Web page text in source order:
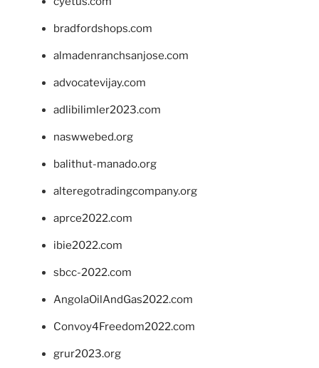
bradfordshops.com
almadenranchsanjose.com
advocatevijay.com
adlibilimler2023.com
naswwebed.org
balithut-manado.org
alteregotradingcompany.org
aprce2022.com
ibie2022.com
sbcc-2022.com
AngolaOilAndGas2022.com
Convoy4Freedom2022.com
grur2023.org